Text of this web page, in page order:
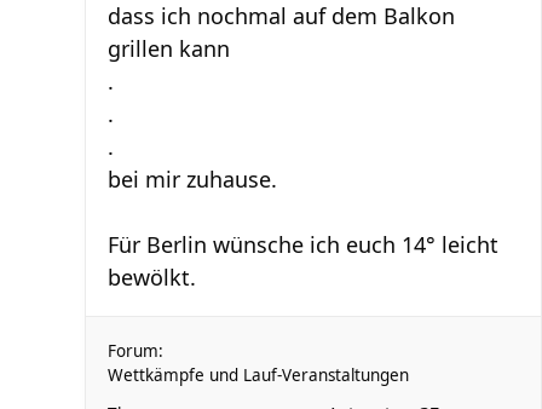
dass ich nochmal auf dem Balkon
grillen kann
.
.
.
bei mir zuhause.
Für Berlin wünsche ich euch 14° leicht
bewölkt.
Forum:
Wettkämpfe und Lauf-Veranstaltungen